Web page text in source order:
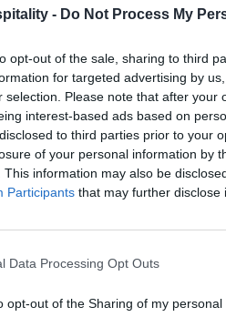
- Do Not Process My
opt-out of the sale, sharing to third
for targeted advertising by
selection. Please note that after your
interest-based ads based on
to third parties prior to your
of your personal information by
This information may also be
Participants that may further disclose
Data Processing Opt Outs
opt-out of the Sharing of my personal
પર સંપાદનની તકોના
જણાવાયું છે. સ્મિથ ફર્મની
તૃતીય-પક્ષ હોટેલ
માટેની પ્રી-
સંભાળશે, તેમા ડ્યુ